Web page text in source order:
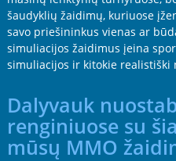
šaudyklių žaidimų, kuriuose
savo priešininkus vienas ar
simuliacijos žaidimus įeina
simuliacijos ir kitokie realistiški
Dalyvauk
renginiuose su
mūsų MMO